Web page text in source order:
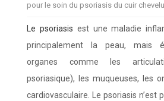
pour le soin du psoriasis du cuir chevelu
Le psoriasis est une maladie
principalement la peau, mais
organes comme les
psoriasique), les muqueuses, les
cardiovasculaire. Le psoriasis n’est